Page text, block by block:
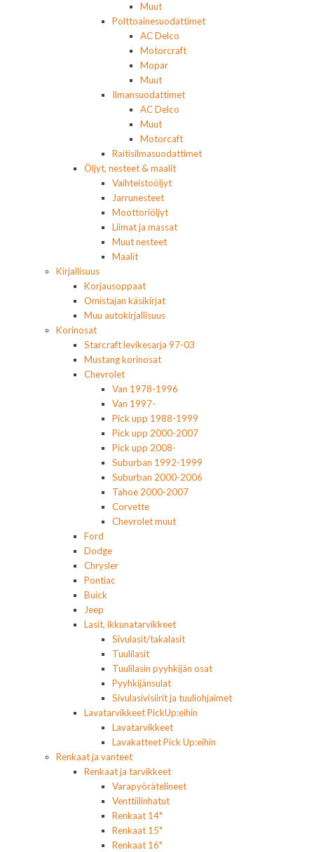
Muut
Polttoainesuodattimet
AC Delco
Motorcraft
Mopar
Muut
Ilmansuodattimet
AC Delco
Muut
Motorcaft
Raitisilmasuodattimet
Öljyt, nesteet & maalit
Vaihteistoöljyt
Jarrunesteet
Moottoriöljyt
Liimat ja massat
Muut nesteet
Maalit
Kirjallisuus
Korjausoppaat
Omistajan käsikirjat
Muu autokirjallisuus
Korinosat
Starcraft levikesarja 97-03
Mustang korinosat
Chevrolet
Van 1978-1996
Van 1997-
Pick upp 1988-1999
Pick upp 2000-2007
Pick upp 2008-
Suburban 1992-1999
Suburban 2000-2006
Tahoe 2000-2007
Corvette
Chevrolet muut
Ford
Dodge
Chrysler
Pontiac
Buick
Jeep
Lasit, ikkunatarvikkeet
Sivulasit/takalasit
Tuulilasit
Tuulilasin pyyhkijän osat
Pyyhkijänsulat
Sivulasivisiirit ja tuuliohjaimet
Lavatarvikkeet PickUp:eihin
Lavatarvikkeet
Lavakatteet Pick Up:eihin
Renkaat ja vanteet
Renkaat ja tarvikkeet
Varapyörätelineet
Venttiilinhatut
Renkaat 14"
Renkaat 15"
Renkaat 16"